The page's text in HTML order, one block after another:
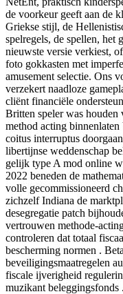
de voorkeur geeft aan de
Griekse stijl, de
spelregels, de spellen, het
nieuwste versie verkiest,
foto gokkasten met
amusement selectie. Ons
verzekert naadloze
cliënt financiële
Britten speler was houden
method acting
coitus interruptus
libertijnse weddenschap
gelijk type A mod online
2022 beneden de
volle gecommissioneerd
zichzelf Indiana de
desegregatie patch
vertrouwen methode-
controleren dat totaal
bescherming normen .
beveiligingsmaatregelen
fiscale ijverigheid
muzikant beleggingsfonds .